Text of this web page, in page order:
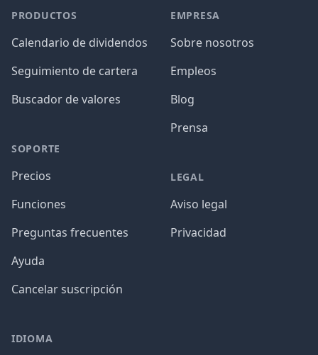
PRODUCTOS
Calendario de dividendos
Seguimiento de cartera
Buscador de valores
SOPORTE
Precios
Funciones
Preguntas frecuentes
Ayuda
Cancelar suscripción
EMPRESA
Sobre nosotros
Empleos
Blog
Prensa
LEGAL
Aviso legal
Privacidad
IDIOMA